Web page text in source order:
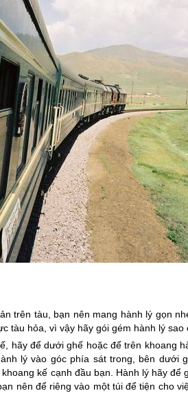
trên tàu, bạn nên mang hành lý gọn
tàu hỏa, vì vậy hãy gói gém hành lý sao
hãy để dưới ghế hoặc để trên khoang
lý vào góc phía sát trong, bên dưới
kế cạnh đầu bạn. Hành lý hãy
nên để riêng vào một túi để tiện cho